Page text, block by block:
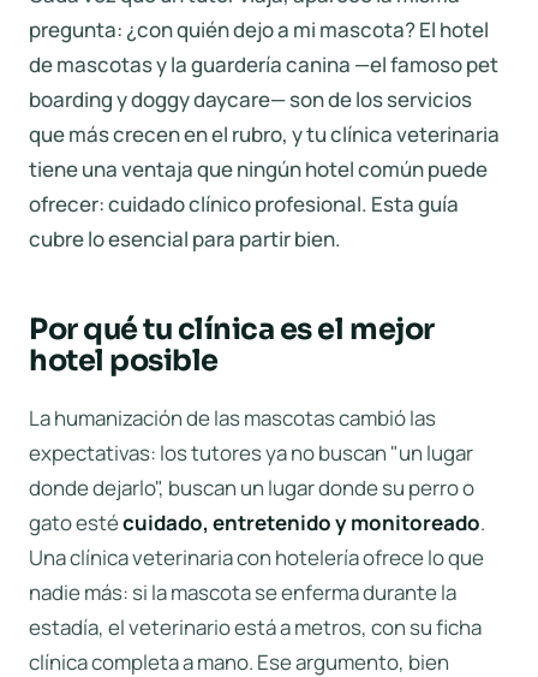
pregunta: ¿con quién dejo a mi mascota? El hotel
de mascotas y la guardería canina —el famosopet
boardingydoggy daycare— son de los servicios
que más crecen en el rubro, y tu clínica veterinaria
tiene una ventaja que ningún hotel común puede
ofrecer: cuidado clínico profesional. Esta guía
cubre lo esencial para partir bien.
Por qué tu clínica es el mejor
hotel posible
La humanización de las mascotas cambió las
expectativas: los tutores ya no buscan "un lugar
donde dejarlo", buscan un lugar donde su perro o
gato estécuidado, entretenido y monitoreado.
Una clínica veterinaria con hotelería ofrece lo que
nadie más: si la mascota se enferma durante la
estadía, el veterinario está a metros, con su ficha
clínica completa a mano. Ese argumento, bien